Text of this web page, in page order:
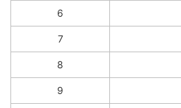
6
7
8
9